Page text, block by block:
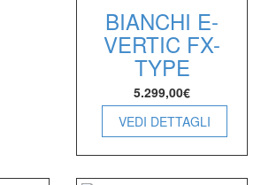
BIANCHI E-
VERTIC FX-
TYPE
5.299,00€
VEDI DETTAGLI